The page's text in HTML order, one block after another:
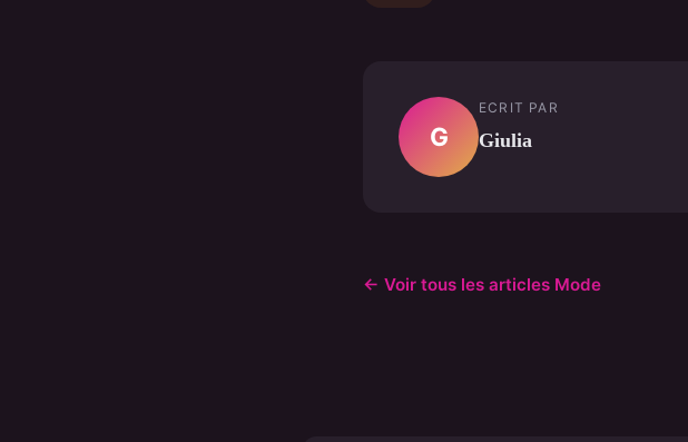
G
ECRIT PAR
Giulia
← Voir tous les articles Mode